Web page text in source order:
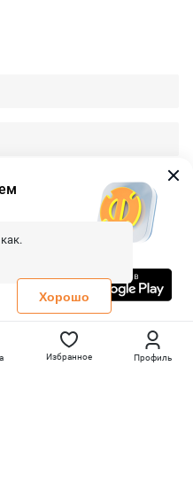
Избранное Профиль
Хорошо